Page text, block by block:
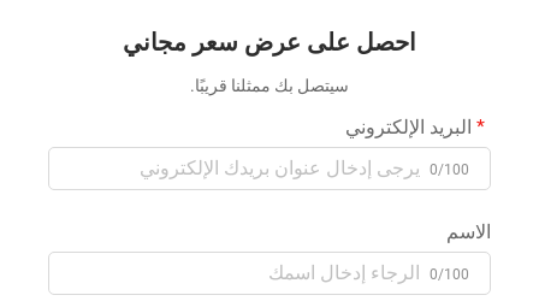
احصل على عرض سعر مجاني
سيتصل بك ممثلنا قريبًا.
البريد الإلكتروني
0/100
الاسم
0/100